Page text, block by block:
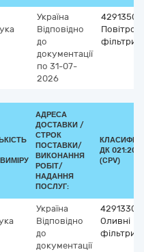
Україна
Відповідно
до
документації
по 31-07-
2026
фільтри
АДРЕСА
ДОСТАВКИ /
СТРОК
ПОСТАВКИ/
ВИКОНАННЯ
РОБІТ/
НАДАННЯ
ПОСЛУГ:
ДК 021:2015
(CPV)
Україна
Відповідно
до
документації
Оливні
фільтри